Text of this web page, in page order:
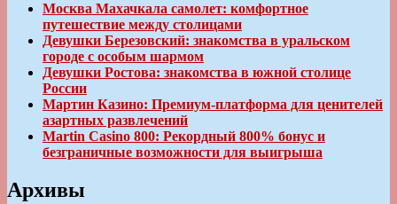
Москва Махачкала самолет: комфортное
путешествие между столицами
Девушки Березовский: знакомства в уральском
городе с особым шармом
Девушки Ростова: знакомства в южной столице
России
Мартин Казино: Премиум-платформа для ценителей
азартных развлечений
Martin Casino 800: Рекордный 800% бонус и
безграничные возможности для выигрыша
Архивы